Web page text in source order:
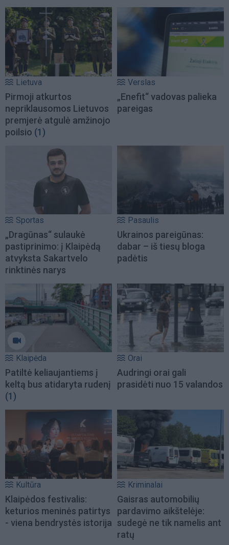
Lietuva
Pirmoji atkurtos
nepriklausomos Lietuvos
premjerė atgulė amžinojo
poilsio (1)
Verslas
„Enefit“ vadovas palieka
pareigas
Sportas
„Dragūnas“ sulaukė
pastiprinimo: į Klaipėdą
atvyksta Sakartvelo
rinktinės narys
Pasaulis
Ukrainos pareigūnas:
dabar – iš tiesų bloga
padėtis
Klaipėda
Patiltė keliaujantiems į
keltą bus atidaryta rudenį
(1)
Orai
Audringi orai gali
prasidėti nuo 15 valandos
Kultūra
Klaipėdos festivalis:
keturios meninės patirtys
- viena bendrystės istorija
Kriminalai
Gaisras automobilių
pardavimo aikštelėje:
sudegė ne tik namelis ant
ratų